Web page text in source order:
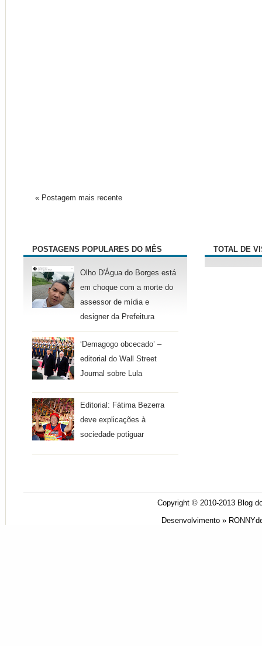
« Postagem mais recente
POSTAGENS POPULARES DO MÊS
Olho D'Água do Borges está
em choque com a morte do
assessor de mídia e
designer da Prefeitura
‘Demagogo obcecado’ –
editorial do Wall Street
Journal sobre Lula
Editorial: Fátima Bezerra
deve explicações à
sociedade potiguar
TOTAL DE
Copyright © 2010-2013 Blog
Desenvolvimento »